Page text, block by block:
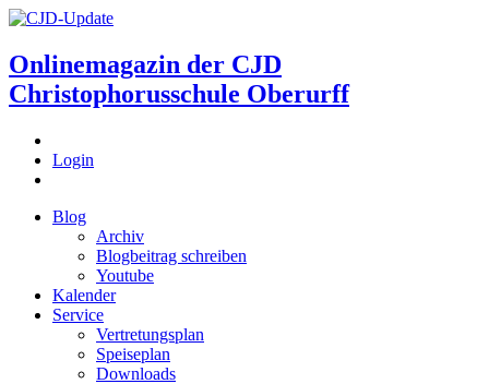
Onlinemagazin der CJD
Christophorusschule Oberurff
Login
Blog
Archiv
Blogbeitrag schreiben
Youtube
Kalender
Service
Vertretungsplan
Speiseplan
Downloads